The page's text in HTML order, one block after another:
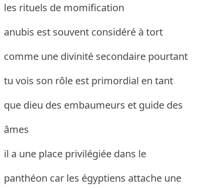
les rituels de momification
anubis est souvent considéré à tort
comme une divinité secondaire pourtant
tu vois son rôle est primordial en tant
que dieu des embaumeurs et guide des
âmes
il a une place privilégiée dans le
panthéon car les égyptiens attache une